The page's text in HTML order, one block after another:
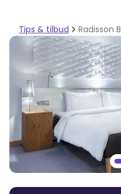
Tips & tilbud Radisson